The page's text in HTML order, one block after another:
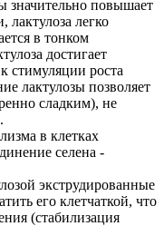
значительно повышает
лактулоза легко
в тонком
достигает
стимуляции роста
лактулозы позволяет
сладким), не
в клетках
селена -
экструдированные
его клетчаткой, что
(стабилизация